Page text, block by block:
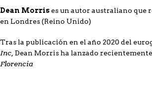
Dean Morris es un autor australiano que
en Londres (Reino Unido)
Tras la publicación en el año 2020 del
Inc, Dean Morris ha lanzado recientemente
Florencia